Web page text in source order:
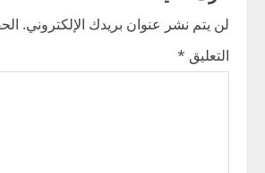
n
a
v
لن يتم نشر عنوان بريدك الإلكتروني.
التعليق *